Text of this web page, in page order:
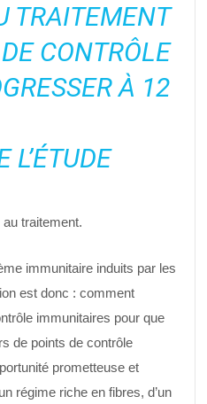
TRAITEMENT
CONTRÔLE
À 12
L’ÉTUDE
traitement.
immunitaire induits par les
est donc : comment
immunitaires pour que
de points de contrôle
prometteuse et
régime riche en fibres, d’un